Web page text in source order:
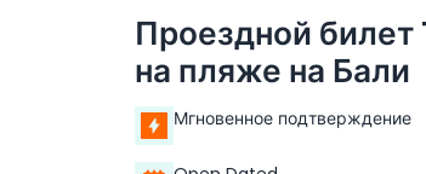
Проездной
на пляже на Бали
Мгновенное подтверждение